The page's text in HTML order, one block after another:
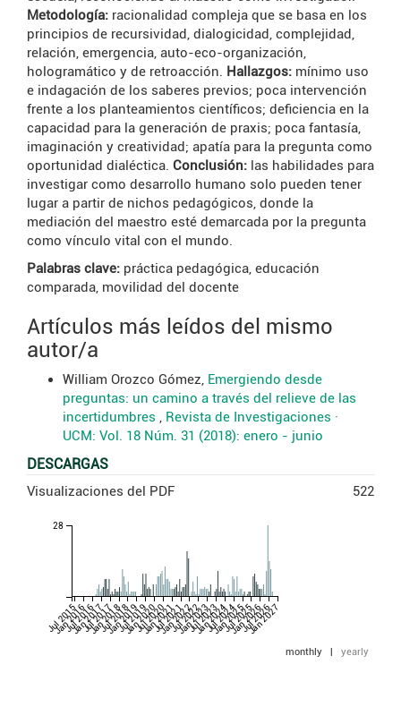
Metodología: racionalidad compleja que se basa en los
principios de recursividad, dialogicidad, complejidad,
relación, emergencia, auto-eco-organización,
hologramático y de retroacción. Hallazgos: mínimo uso
e indagación de los saberes previos; poca intervención
frente a los planteamientos científicos; deficiencia en la
capacidad para la generación de praxis; poca fantasía,
imaginación y creatividad; apatía para la pregunta como
oportunidad dialéctica. Conclusión: las habilidades para
investigar como desarrollo humano solo pueden tener
lugar a partir de nichos pedagógicos, donde la
mediación del maestro esté demarcada por la pregunta
como vínculo vital con el mundo.
Palabras clave: práctica pedagógica, educación
comparada, movilidad del docente
Artículos más leídos del mismo
autor/a
William Orozco Gómez, Emergiendo desde
preguntas: un camino a través del relieve de las
incertidumbres , Revista de Investigaciones ·
UCM: Vol. 18 Núm. 31 (2018): enero - junio
DESCARGAS
Visualizaciones del PDF 522
Jul 2015
Jan 2016
Jul 2016
Jan 2017
Jul 2017
Jan 2018
Jul 2018
Jan 2019
Jul 2019
Jan 2020
Jul 2020
Jan 2021
Jul 2021
Jan 2022
Jul 2022
Jan 2023
Jul 2023
Jan 2024
Jul 2024
Jan 2025
Jul 2025
Jan 2026
Jul 2026
Jan 2027
28
monthly yearly